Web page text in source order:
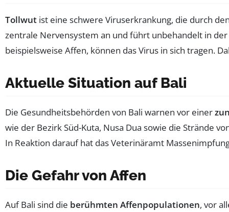
Tollwut ist eine schwere Viruserkrankung, die durch
zentrale Nervensystem an und führt unbehandelt in
beispielsweise Affen, können das Virus in sich tragen.
Aktuelle Situation auf Bali
Die Gesundheitsbehörden von Bali warnen vor einer
wie der Bezirk Süd-Kuta, Nusa Dua sowie die Strände
In Reaktion darauf hat das Veterinäramt
Die Gefahr von Affen
Auf Bali sind die berühmten Affenpopulationen, vor